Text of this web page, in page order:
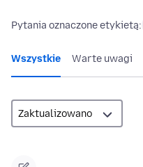
Pytania oznaczone etykietą:
Wszystkie Warte uwagi